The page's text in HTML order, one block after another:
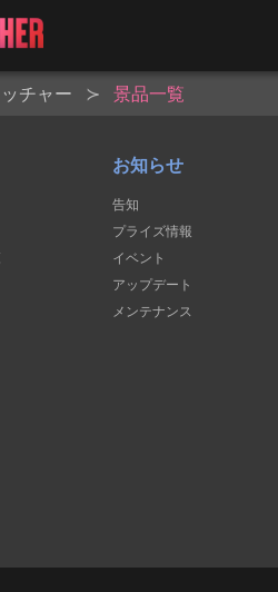
チャー 景品一覧
お知らせ
告知
プライズ情報
イベント
アップデート
メンテナンス